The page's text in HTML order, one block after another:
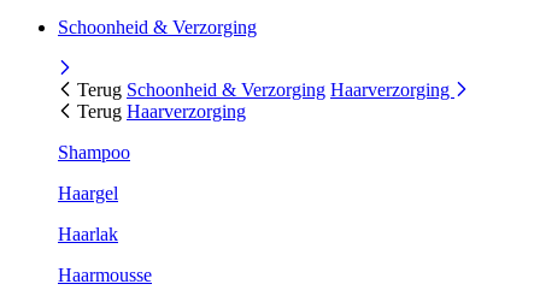
Schoonheid & Verzorging
Terug Schoonheid & Verzorging Haarverzorging
Terug Haarverzorging
Shampoo
Haargel
Haarlak
Haarmousse